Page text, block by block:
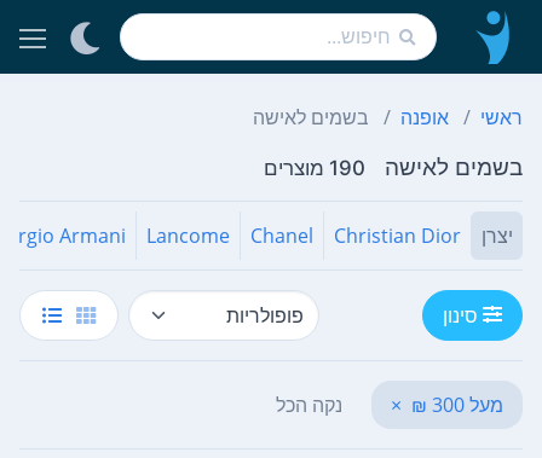
ראשי אופנה בשמים לאישה
בשמים לאישה 190 מוצרים
יצרן Christian Dior
Chanel
Lancome
Armani
סינון
מעל 300 ₪ × נקה הכל